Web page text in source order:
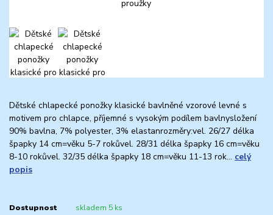
Dětské chlapecké ponožky klasické bavlněné vzorové levné s
motivem pro chlapce, příjemné s vysokým podílem bavlnysložení
90% bavlna, 7% polyester, 3% elastanrozměry:vel. 26/27 délka
špapky 14 cm=věku 5-7 rokůvel. 28/31 délka špapky 16 cm=věku
8-10 rokůvel. 32/35 délka špapky 18 cm=věku 11-13 rok... celý
popis
Dostupnost skladem 5 ks